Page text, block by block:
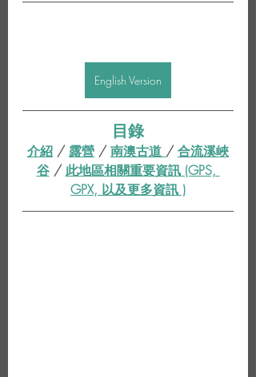
English Version
目錄
介紹 / 露營 / 南澳古道 / 合流溪峽
谷 / 此地區相關重要資訊 (GPS,
GPX, 以及更多資訊 )